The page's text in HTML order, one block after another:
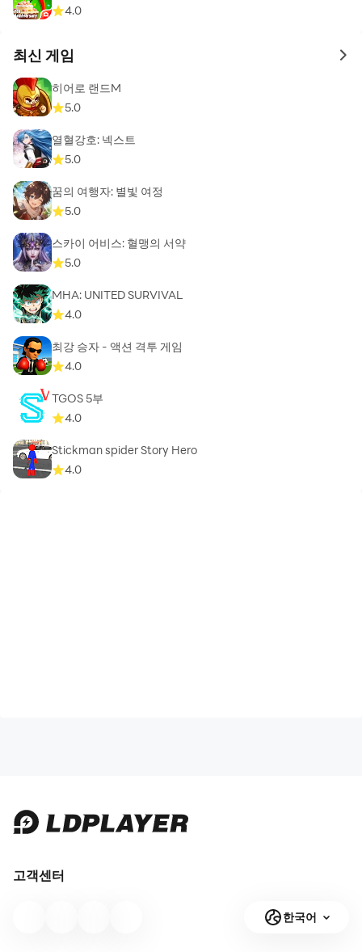
4.0
최신 게임 to
히어로 랜드M
5.0
열혈강호: 넥스트
5.0
꿈의 여행자: 별빛 여정
5.0
스카이 어비스: 혈맹의 서약
5.0
MHA: UNITED SURVIVAL
4.0
최강 승자 - 액션 격투 게임
4.0
TGOS 5부
4.0
Stickman spider Story Hero
4.0
고객센터
한국어